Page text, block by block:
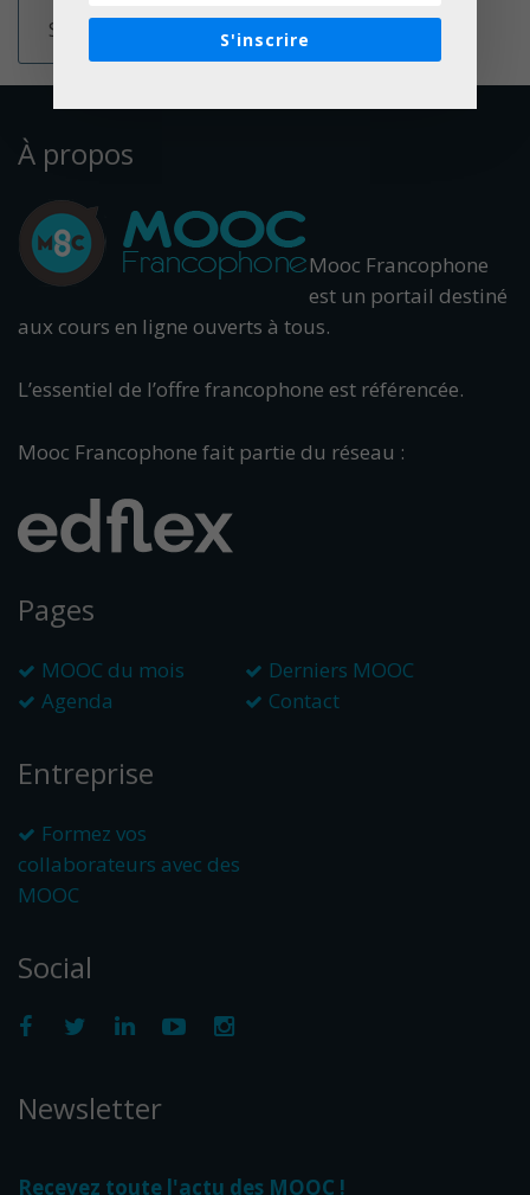
À propos
Mooc Francophone
est un portail destiné
aux cours en ligne ouverts à tous.
L’essentiel de l’offre francophone est référencée.
Mooc Francophone fait partie du réseau :
Pages
MOOC du mois
Derniers MOOC
Agenda
Contact
Entreprise
Formez vos
collaborateurs avec des
MOOC
Social
Newsletter
Recevez toute l'actu des MOOC !
S'inscrire